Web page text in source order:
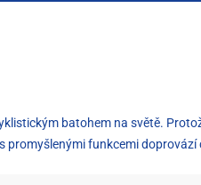
batohem na světě.
funkcemi